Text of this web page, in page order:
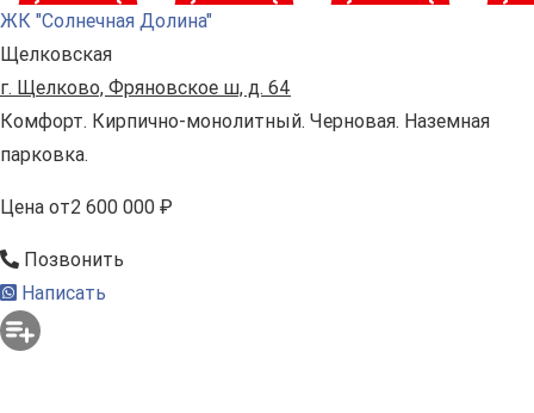
ЖК "Солнечная Долина"
Щелковская
г. Щелково, Фряновское ш, д. 64
Комфорт. Кирпично-монолитный. Черновая. Наземная
парковка.
Цена от2 600 000 ₽
Позвонить
Написать